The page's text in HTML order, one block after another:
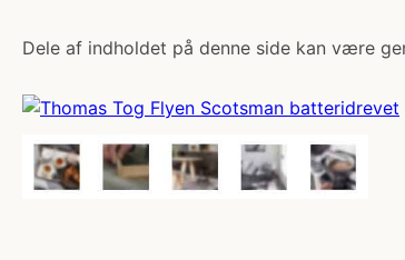
Dele af indholdet på denne side kan være